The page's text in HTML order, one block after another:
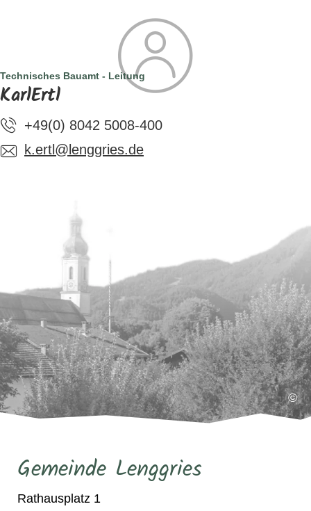
SUCHE
Technisches Bauamt - Leitung
KarlErtl
+49(0) 8042 5008-400
k.ertl@lenggries.de
©
Gemeinde Lenggries
Rathausplatz 1